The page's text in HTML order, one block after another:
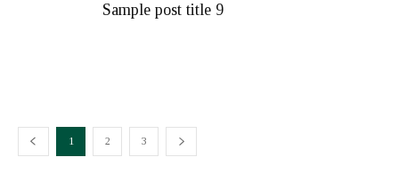
Sample post title 9
1 2 3